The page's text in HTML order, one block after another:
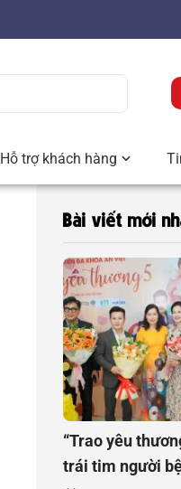
Hỗ trợ khách hàng
Bài viết mới
“Trao yêu
trái tim người